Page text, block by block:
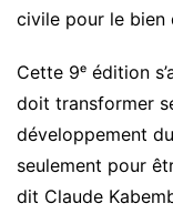
civile pour le bien
Cette 9ᵉ édition
doit transformer
développement
seulement pour
dit Claude